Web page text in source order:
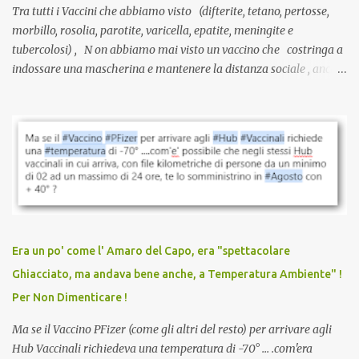
Tra tutti i Vaccini che abbiamo visto (difterite, tetano, pertosse,
morbillo, rosolia, parotite, varicella, epatite, meningite e
tubercolosi) , N on abbiamo mai visto un vaccino che costringa a
indossare una mascherina e mantenere la distanza sociale , anche
vaccinazione. Non avevamo mai sentito parlare di ricompense,
sconti, incentivi per vaccinarsi. Non avevamo mai visto
discriminazioni per coloro che non l’hanno fatto. Se non sei stato
vaccinato, nessuno aveva prima cercato di farti sentire una
persona cattiva. Non avevamo mai visto un vaccino che minacci le
vaccino usato per minacciare i mezzi di sussistenza, il lavoro o la
scuola. Non avevamo mai visto un vaccino che permettesse a un
dodicenne di ignorare il consenso dei genitori. Dopo tutti i vaccini
che abbiamo elencato sopra...
Era un po' come l' Amaro del Capo, era "spettacolare
Ghiacciato, ma andava bene anche, a Temperatura Ambiente" !
Per Non Dimenticare !
Ma se il Vaccino PFizer (come gli altri del resto) per arrivare agli
Hub Vaccinali richiedeva una temperatura di -70° ... .com'era